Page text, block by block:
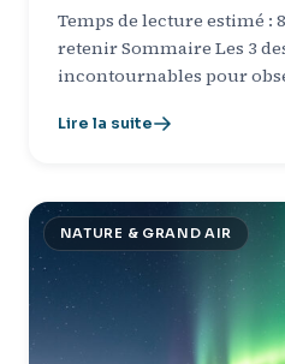
Temps de lecture estimé :
retenir Sommaire Les 3
incontournables pour
Lire la suite
NATURE & GRAND AIR